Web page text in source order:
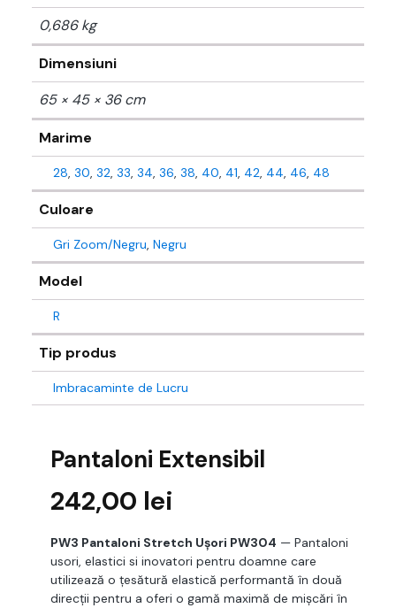
0,686 kg
Dimensiuni
65 × 45 × 36 cm
Marime
28, 30, 32, 33, 34, 36, 38, 40, 41, 42, 44, 46, 48
Culoare
Gri Zoom/Negru, Negru
Model
R
Tip produs
Imbracaminte de Lucru
Pantaloni Extensibil
242,00 lei
PW3 Pantaloni Stretch Ușori PW304 — Pantaloni
usori, elastici si inovatori pentru doamne care
utilizează o țesătură elastică performantă în două
direcții pentru a oferi o gamă maximă de mișcări în